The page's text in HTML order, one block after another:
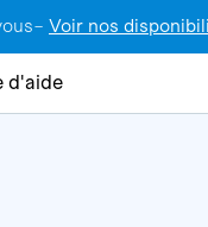
Voir nos
d'aide